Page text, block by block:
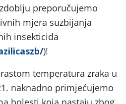
preporučujemo
mjera suzbijanja
insekticida
)!
temperatura zraka u
naknadno primjećujemo